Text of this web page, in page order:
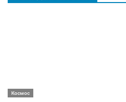
Космос